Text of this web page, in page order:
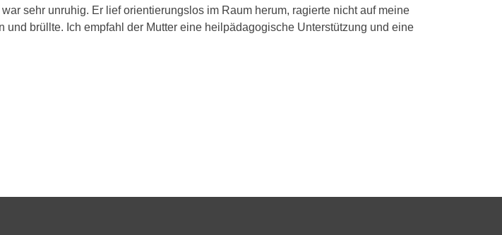
sehr unruhig. Er lief orientierungslos im Raum herum, ragierte nicht auf meine
brüllte. Ich empfahl der Mutter eine heilpädagogische Unterstützung und eine